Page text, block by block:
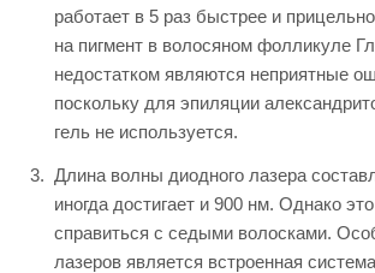
работает в 5 раз быстрее и
на пигмент в волосяном фолликуле
недостатком являются неприятные
поскольку для эпиляции
гель не используется.
Длина волны диодного лазера
иногда достигает и 900 нм. Однако
справиться с седыми волосками.
лазеров является встроенная